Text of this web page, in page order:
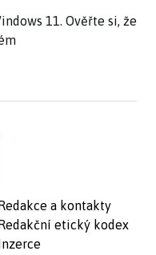
11. Ověřte si, že
a kontakty
etický kodex